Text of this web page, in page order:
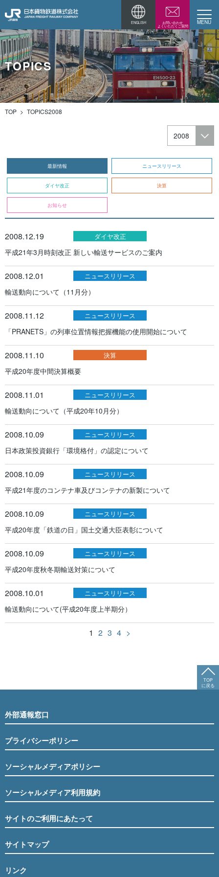
ENGLISH お問い合わせ
よくいただくご質問
TOPICS
TOP TOPICS2008
2008
最新情報 ニュースリリース
ダイヤ改正 決算
お知らせ
2008.12.19 ダイヤ改正
平成21年3月時刻改正 新しい輸送サービスのご案内
2008.12.01 ニュースリリース
輸送動向について（11月分）
2008.11.12 ニュースリリース
「PRANETS」の列車位置情報把握機能の使用開始について
2008.11.10 決算
平成20年度中間決算概要
2008.11.01 ニュースリリース
輸送動向について（平成20年10月分）
2008.10.09 ニュースリリース
日本政策投資銀行「環境格付」の認定について
2008.10.09 ニュースリリース
平成21年度のコンテナ車及びコンテナの新製について
2008.10.09 ニュースリリース
平成20年度「鉄道の日」国土交通大臣表彰について
2008.10.09 ニュースリリース
平成20年度秋冬期輸送対策について
2008.10.01 ニュースリリース
輸送動向について(平成20年度上半期分）
1 2 3 4 >
TOP
に戻る
外部通報窓口
プライバシーポリシー
ソーシャルメディアポリシー
ソーシャルメディア利用規約
サイトのご利用にあたって
サイトマップ
リンク